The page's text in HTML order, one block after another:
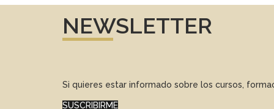
NEWSLETTER
Si quieres estar informado sobre los cursos,
SUSCRIBIRME